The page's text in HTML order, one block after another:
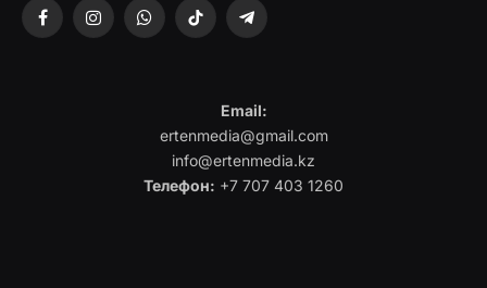
FacebookInstagramWhatsAppTikTok Telegram
Email:
ertenmedia@gmail.com
info@ertenmedia.kz
Телефон: +7 707 403 1260